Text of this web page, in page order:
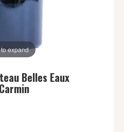
expand
Belles Eaux